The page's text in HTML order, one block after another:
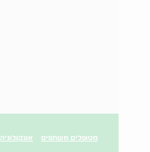
מטופלים משתפים אונקולוגיה